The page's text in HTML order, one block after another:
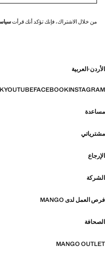
من خلال الاشتراك، فإنك تؤكد أنك قرأت
الأردن·العربية
INSTAGRAM
FACEBOOK
YOUTUBE
مساعدة
مشترياتي
الإرجاع
الشركة
فرص العمل لدى MANGO
الصحافة
MANGO OUTLET